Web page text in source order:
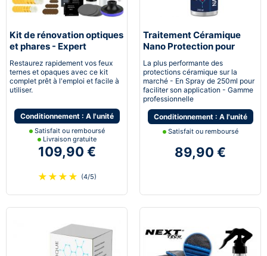
Kit de rénovation optiques
et phares - Expert
Restaurez rapidement vos feux
ternes et opaques avec ce kit
complet prêt à l'emploi et facile à
utiliser.
Conditionnement : A l'unité
Satisfait ou remboursé
Livraison gratuite
109,90 €
★ ★ ★ ★ (4/5)
Traitement Céramique
Nano Protection pour
La plus performante des
protections céramique sur la
marché - En Spray de 250ml pour
faciliter son application - Gamme
professionnelle
Conditionnement : A l'unité
Satisfait ou remboursé
89,90 €